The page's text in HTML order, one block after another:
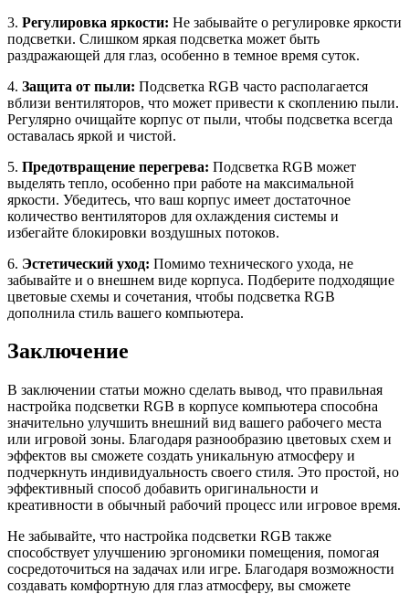
3. Регулировка яркости: Не забывайте о регулировке яркости
подсветки. Слишком яркая подсветка может быть
раздражающей для глаз, особенно в темное время суток.
4. Защита от пыли: Подсветка RGB часто располагается
вблизи вентиляторов, что может привести к скоплению пыли.
Регулярно очищайте корпус от пыли, чтобы подсветка всегда
оставалась яркой и чистой.
5. Предотвращение перегрева: Подсветка RGB может
выделять тепло, особенно при работе на максимальной
яркости. Убедитесь, что ваш корпус имеет достаточное
количество вентиляторов для охлаждения системы и
избегайте блокировки воздушных потоков.
6. Эстетический уход: Помимо технического ухода, не
забывайте и о внешнем виде корпуса. Подберите подходящие
цветовые схемы и сочетания, чтобы подсветка RGB
дополнила стиль вашего компьютера.
Заключение
В заключении статьи можно сделать вывод, что правильная
настройка подсветки RGB в корпусе компьютера способна
значительно улучшить внешний вид вашего рабочего места
или игровой зоны. Благодаря разнообразию цветовых схем и
эффектов вы сможете создать уникальную атмосферу и
подчеркнуть индивидуальность своего стиля. Это простой, но
эффективный способ добавить оригинальности и
креативности в обычный рабочий процесс или игровое время.
Не забывайте, что настройка подсветки RGB также
способствует улучшению эргономики помещения, помогая
сосредоточиться на задачах или игре. Благодаря возможности
создавать комфортную для глаз атмосферу, вы сможете